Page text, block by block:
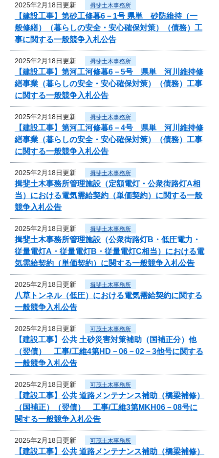
2025年2月18日更新 揖斐土木事務所
【建設工事】第砂工修暮6－1号 県単 砂防維持（一
般修繕）（暮らしの安全・安心確保対策）（債務）工
事に関する一般競争入札公告
2025年2月18日更新 揖斐土木事務所
【建設工事】第河工河修暮6－5号 県単 河川維持修
繕事業（暮らしの安全・安心確保対策）（債務）工事
に関する一般競争入札公告
2025年2月18日更新 揖斐土木事務所
【建設工事】第河工河修暮6－4号 県単 河川維持修
繕事業（暮らしの安全・安心確保対策）（債務）工事
に関する一般競争入札公告
2025年2月18日更新 揖斐土木事務所
揖斐土木事務所管理施設（定額電灯・公衆街路灯A相
当）における電気需給契約（単価契約）に関する一般
競争入札公告
2025年2月18日更新 揖斐土木事務所
揖斐土木事務所管理施設（公衆街路灯B・低圧電力・
従量電灯A・従量電灯B・従量電灯C相当）における電
気需給契約（単価契約）に関する一般競争入札公告
2025年2月18日更新 揖斐土木事務所
八草トンネル（低圧）における電気需給契約に関する
一般競争入札公告
2025年2月18日更新 可茂土木事務所
【建設工事】公共 土砂災害対策補助（国補正分）他
（翌債） 工事/工維4第HD－06－02－3他号に関する
一般競争入札公告
2025年2月18日更新 可茂土木事務所
【建設工事】公共 道路メンテナンス補助（橋梁補修）
（国補正）（翌債） 工事/工維3第MKH06－08号に
関する一般競争入札公告
2025年2月18日更新 可茂土木事務所
【建設工事】公共 道路メンテナンス補助（橋梁補修）